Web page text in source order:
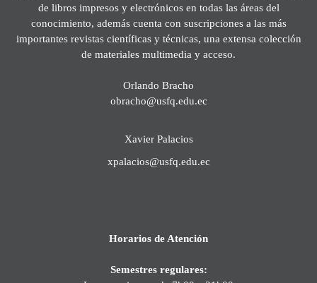
de libros impresos y electrónicos en todas las áreas del
conocimiento, además cuenta con suscripciones a las más
importantes revistas científicas y técnicas, una extensa colección
de materiales multimedia y acceso.
Orlando Bracho
obracho@usfq.edu.ec
Xavier Palacios
xpalacios@usfq.edu.ec
Horarios de Atención
Semestres regulares: